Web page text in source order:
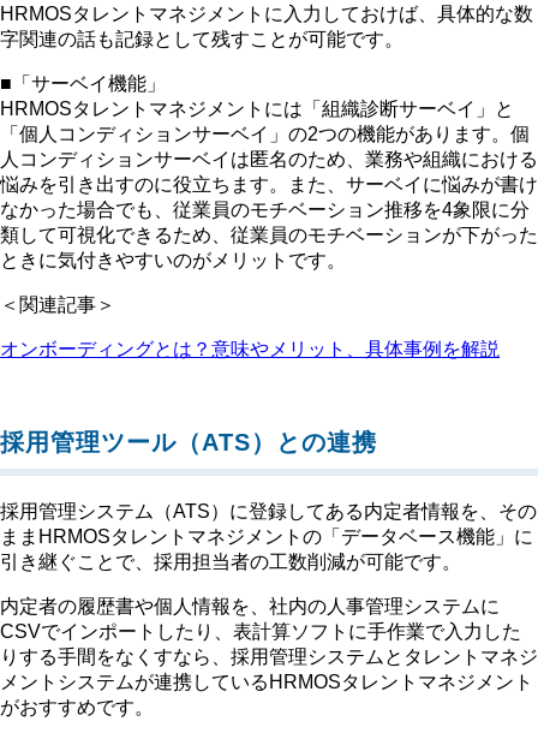
HRMOSタレントマネジメントに入力しておけば、具体的な数
字関連の話も記録として残すことが可能です。
■「サーベイ機能」
HRMOSタレントマネジメントには「組織診断サーベイ」と
「個人コンディションサーベイ」の2つの機能があります。個
人コンディションサーベイは匿名のため、業務や組織における
悩みを引き出すのに役立ちます。また、サーベイに悩みが書け
なかった場合でも、従業員のモチベーション推移を4象限に分
類して可視化できるため、従業員のモチベーションが下がった
ときに気付きやすいのがメリットです。
＜関連記事＞
オンボーディングとは？意味やメリット、具体事例を解説
採用管理ツール（ATS）との連携
採用管理システム（ATS）に登録してある内定者情報を、その
ままHRMOSタレントマネジメントの「データベース機能」に
引き継ぐことで、採用担当者の工数削減が可能です。
内定者の履歴書や個人情報を、社内の人事管理システムに
CSVでインポートしたり、表計算ソフトに手作業で入力した
りする手間をなくすなら、採用管理システムとタレントマネジ
メントシステムが連携しているHRMOSタレントマネジメント
がおすすめです。